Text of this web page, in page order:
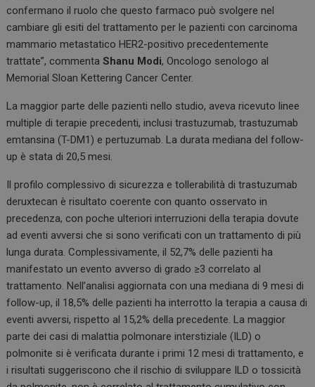
confermano il ruolo che questo farmaco può svolgere nel
cambiare gli esiti del trattamento per le pazienti con carcinoma
mammario metastatico HER2-positivo precedentemente
trattate”, commentaShanu Modi, Oncologo senologo al
Memorial Sloan Kettering Cancer Center.
La maggior parte delle pazienti nello studio, aveva ricevuto linee
multiple di terapie precedenti, inclusi trastuzumab, trastuzumab
emtansina (T-DM1) e pertuzumab. La durata mediana del follow-
up è stata di 20,5 mesi.
Il profilo complessivo di sicurezza e tollerabilità di trastuzumab
deruxtecan è risultato coerente con quanto osservato in
precedenza, con poche ulteriori interruzioni della terapia dovute
ad eventi avversi che si sono verificati con un trattamento di più
lunga durata. Complessivamente, il 52,7% delle pazienti ha
manifestato un evento avverso di grado ≥3 correlato al
trattamento. Nell’analisi aggiornata con una mediana di 9 mesi di
follow-up, il 18,5% delle pazienti ha interrotto la terapia a causa di
eventi avversi, rispetto al 15,2% della precedente. La maggior
parte dei casi di malattia polmonare interstiziale (ILD) o
polmonite si è verificata durante i primi 12 mesi di trattamento, e
i risultati suggeriscono che il rischio di sviluppare ILD o tossicità